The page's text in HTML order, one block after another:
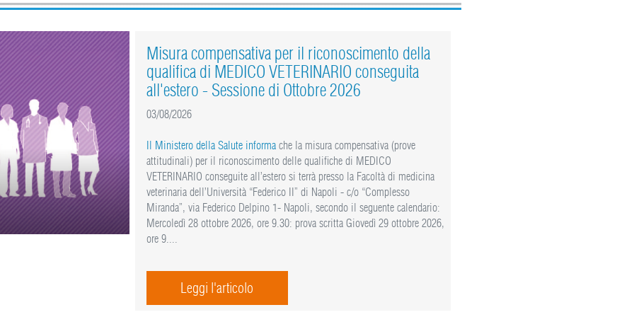
Misura compensativa per il riconoscimento della
qualifica di MEDICO VETERINARIO conseguita
all'estero - Sessione di Ottobre 2026
03/08/2026
Il Ministero della Salute informache la misura compensativa (prove
attitudinali) per il riconoscimento delle qualifiche di MEDICO
VETERINARIO conseguite all’estero si terrà presso la Facoltà di medicina
veterinaria dell’Università “Federico II” di Napoli - c/o “Complesso
Miranda”, via Federico Delpino 1- Napoli, secondo il seguente calendario:
Mercoledì 28 ottobre 2026, ore 9.30: prova scritta Giovedì 29 ottobre 2026,
ore 9....
Leggi l'articolo